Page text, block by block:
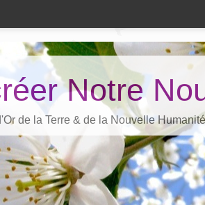
Notre
de la Terre & de la Nouvelle Humanité